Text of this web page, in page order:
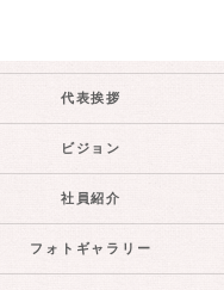
代表挨拶
ビジョン
社員紹介
フォトギャラリー